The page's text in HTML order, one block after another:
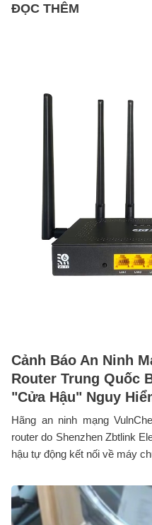
ĐỌC THÊM
Cảnh Báo An Ninh
Router Trung Quốc
"Cửa Hậu" Nguy
Hãng an ninh mạng
router do Shenzhen Zbtlink
hậu tự động kết nối về máy